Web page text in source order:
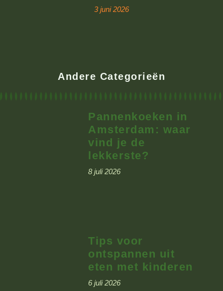
3 juni 2026
Andere Categorieën
Pannenkoeken in
Amsterdam: waar
vind je de
lekkerste?
8 juli 2026
Tips voor
ontspannen uit
eten met kinderen
6 juli 2026